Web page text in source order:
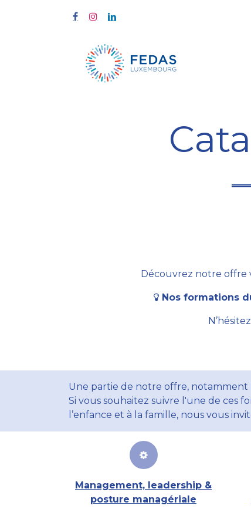
Découvrez notre offre
Nos formations
Une partie de notre offre, notamment
Si vous souhaitez suivre l'une de ces
l’enfance et à la famille, nous vous
Management, leadership &
posture managériale